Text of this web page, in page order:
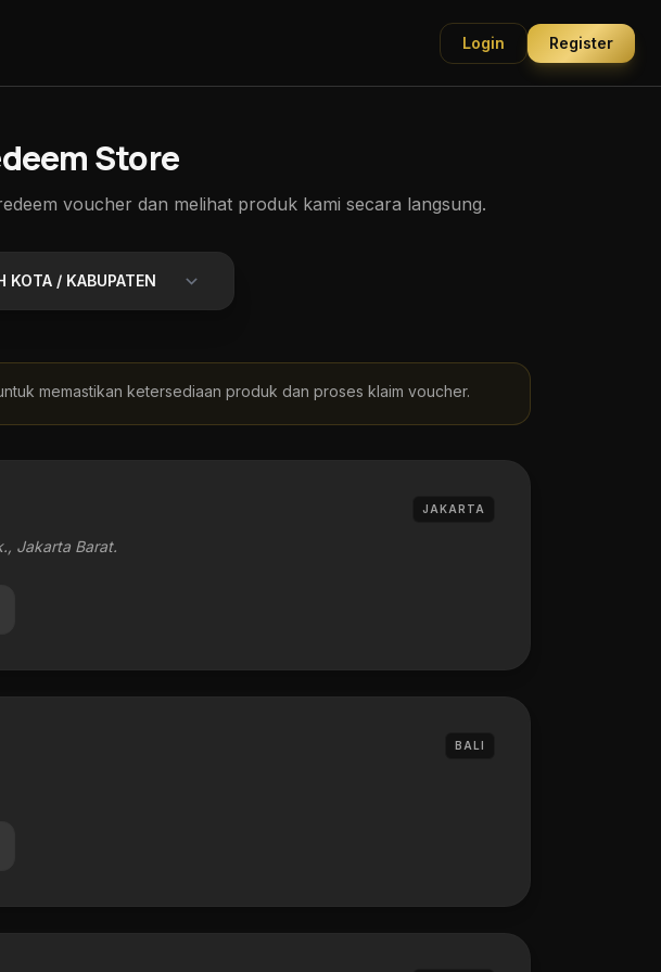
Login Register
Store
voucher dan melihat produk kami secara langsung.
memastikan ketersediaan produk dan proses klaim voucher.
JAKARTA
Jakarta Barat.
BALI